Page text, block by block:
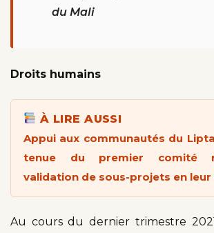
du Mali
Droits humains
À LIRE AUSSI
Appui aux communautés du
tenue du premier comité
validation de sous-projets en leur
Au cours du dernier trimestre